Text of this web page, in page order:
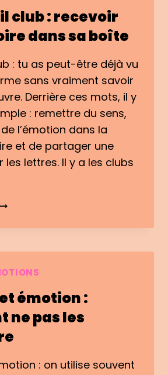
club : recevoir
dans sa boîte
: tu as peut-être déjà vu
sans vraiment savoir
Derrière ces mots, il y
: remettre du sens,
l’émotion dans la
et de partager une
les lettres. Il y a les clubs
SNAIL
émotion :
ne pas les
: on utilise souvent